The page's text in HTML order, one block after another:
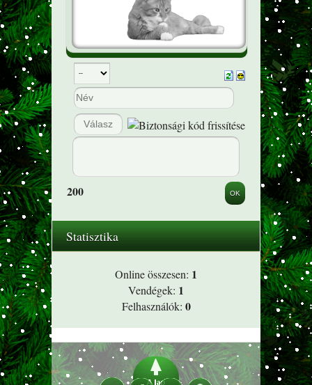
200
Statisztika
Online összesen: 1
Vendégek: 1
Felhasználók: 0